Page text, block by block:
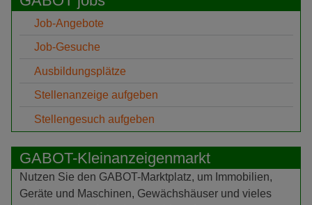
Job-Angebote
Job-Gesuche
Ausbildungsplätze
Stellenanzeige aufgeben
Stellengesuch aufgeben
GABOT-Kleinanzeigenmarkt
Nutzen Sie den GABOT-Marktplatz, um Immobilien,
Geräte und Maschinen, Gewächshäuser und vieles